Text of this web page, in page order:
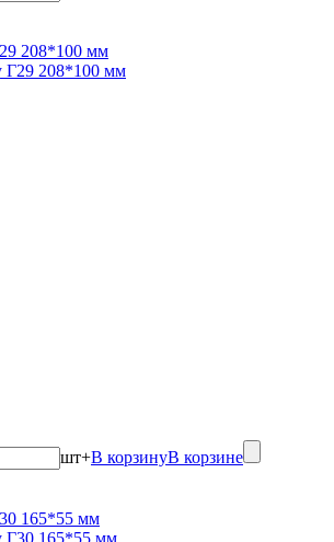
208*100 мм
шт+В корзинуВ корзине
165*55 мм